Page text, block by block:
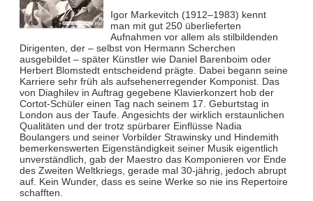
Igor Markevitch (1912–1983) kennt
man mit gut 250 überlieferten
Aufnahmen vor allem als stilbildenden
Dirigenten, der – selbst von Hermann Scherchen
ausgebildet – später Künstler wie Daniel Barenboim oder
Herbert Blomstedt entscheidend prägte. Dabei begann seine
Karriere sehr früh als aufsehenerregender Komponist. Das
von Diaghilev in Auftrag gegebene Klavierkonzert hob der
Cortot-Schüler einen Tag nach seinem 17. Geburtstag in
London aus der Taufe. Angesichts der wirklich erstaunlichen
Qualitäten und der trotz spürbarer Einflüsse Nadia
Boulangers und seiner Vorbilder Strawinsky und Hindemith
bemerkenswerten Eigenständigkeit seiner Musik eigentlich
unverständlich, gab der Maestro das Komponieren vor Ende
des Zweiten Weltkriegs, gerade mal 30-jährig, jedoch abrupt
auf. Kein Wunder, dass es seine Werke so nie ins Repertoire
schafften.